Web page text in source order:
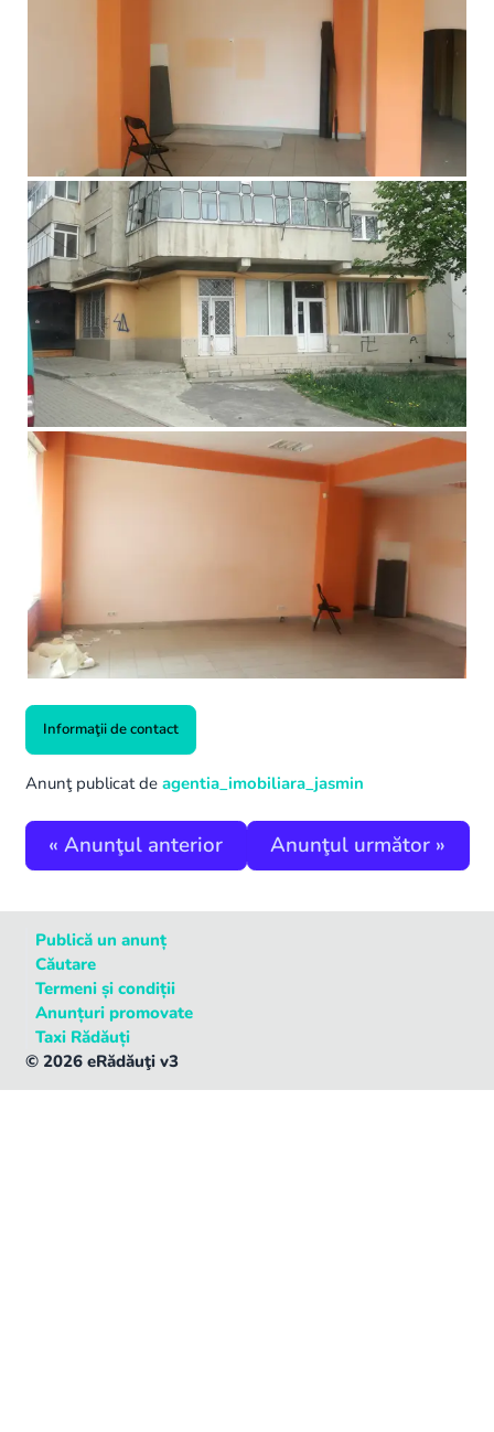
Informaţii de contact
Anunţ publicat de agentia_imobiliara_jasmin
« Anunţul anterior Anunţul următor »
Publică un anunț
Căutare
Termeni și condiții
Anunțuri promovate
Taxi Rădăuți
© 2026 eRădăuţi v3